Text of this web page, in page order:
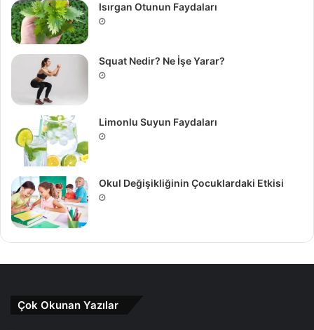
Isırgan Otunun Faydaları
Squat Nedir? Ne İşe Yarar?
Limonlu Suyun Faydaları
Okul Değişikliğinin Çocuklardaki Etkisi
Çok Okunan Yazılar